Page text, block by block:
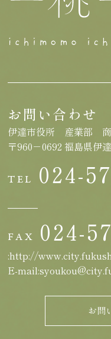
お問い合わせ
伊達市役所 産業部
〒960－0692 福島県伊
TEL 024-
FAX 024-
:http://
E-
お問